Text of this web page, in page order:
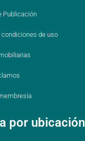
Publicación
condiciones de uso
por ubicación